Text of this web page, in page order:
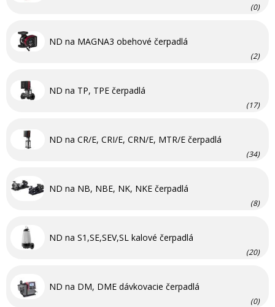
(0)
ND na MAGNA3 obehové čerpadlá
(2)
ND na TP, TPE čerpadlá
(17)
ND na CR/E, CRI/E, CRN/E, MTR/E čerpadlá
(34)
ND na NB, NBE, NK, NKE čerpadlá
(8)
ND na S1,SE,SEV,SL kalové čerpadlá
(20)
ND na DM, DME dávkovacie čerpadlá
(0)